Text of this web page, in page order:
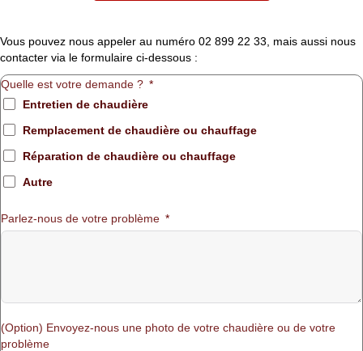
Vous pouvez nous appeler au numéro 02 899 22 33, mais aussi nous
contacter via le formulaire ci-dessous :
Quelle est votre demande ?
Entretien de chaudière
Remplacement de chaudière ou chauffage
Réparation de chaudière ou chauffage
Autre
Parlez-nous de votre problème
(Option) Envoyez-nous une photo de votre chaudière ou de votre
problème